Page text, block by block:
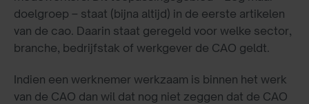
doelgroep – staat (bijna altijd) in de eerste artikelen
van de cao. Daarin staat geregeld voor welke sector,
branche, bedrijfstak of werkgever de CAO geldt.
Indien een werknemer werkzaam is binnen het werk
van de CAO dan wil dat nog niet zeggen dat de CAO